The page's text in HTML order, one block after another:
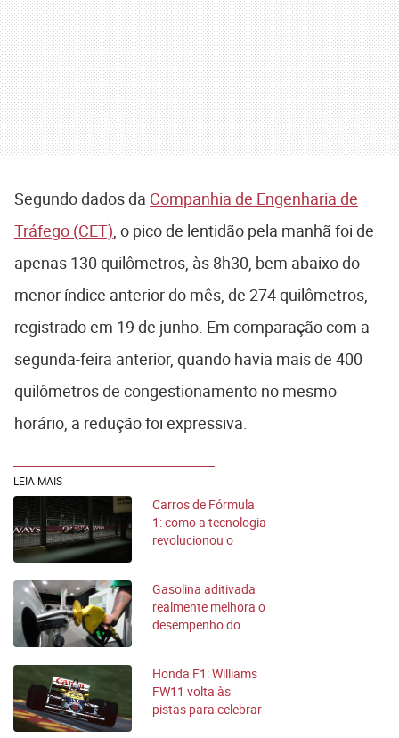
Segundo dados da Companhia de Engenharia de
Tráfego (CET), o pico de lentidão pela manhã foi de
apenas 130 quilômetros, às 8h30, bem abaixo do
menor índice anterior do mês, de 274 quilômetros,
registrado em 19 de junho. Em comparação com a
segunda-feira anterior, quando havia mais de 400
quilômetros de congestionamento no mesmo
horário, a redução foi expressiva.
LEIA MAIS
Carros de Fórmula
1: como a tecnologia
revolucionou o
Gasolina aditivada
realmente melhora o
desempenho do
Honda F1: Williams
FW11 volta às
pistas para celebrar